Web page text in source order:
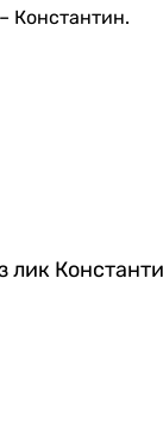
Константин.